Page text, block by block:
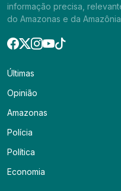
informação precisa,
do Amazonas e da
Últimas
Opinião
Amazonas
Polícia
Política
Economia